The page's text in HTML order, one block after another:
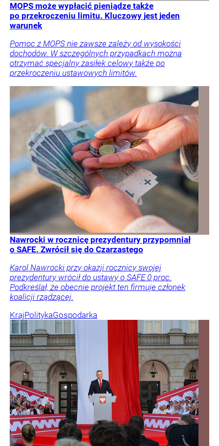
MOPS może wypłacić pieniądze także
po przekroczeniu limitu. Kluczowy jest jeden
warunek
Pomoc z MOPS nie zawsze zależy od wysokości
dochodów. W szczególnych przypadkach można
otrzymać specjalny zasiłek celowy także po
przekroczeniu ustawowych limitów.
Nawrocki w rocznicę prezydentury przypomniał
o SAFE. Zwrócił się do Czarzastego
Karol Nawrocki przy okazji rocznicy swojej
prezydentury wrócił do ustawy o SAFE 0 proc.
Podkreślał, że obecnie projekt ten firmuje członek
koalicji rządzącej.
KrajPolitykaGospodarka